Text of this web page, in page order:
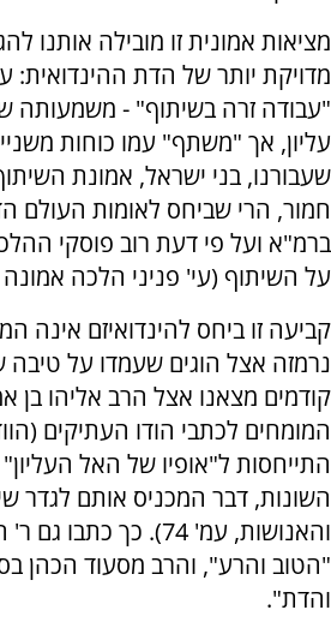
מציאות אמונית זו מובילה אותנו
מדויקת יותר של הדת ההינדואית:
"עבודה זרה בשיתוף" - משמעותה
עליון, אך "משתף" עמו כוחות
שעבורנו, בני ישראל, אמונת
חמור, הרי שביחס לאומות העולם
ברמ"א ועל פי דעת רוב פוסקי
על השיתוף (עי' פניני הלכה
קביעה זו ביחס להינדואיזם
נרמזה אצל הוגים שעמדו על טיבה
קודמים מצאנו אצל הרב אליהו בן
המומחים לכתבי הודו העתיקים
התייחסות ל"אופיו של האל
השונות, דבר המכניס אותם לגדר
והאנושות, עמ' 74). כך
"הטוב והרע", והרב מסעוד הכהן
והדת".